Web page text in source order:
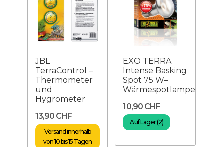
JBL
TerraControl –
Thermometer
und
Hygrometer
13,90 CHF
Versand innerhalb
von 10 bis 15 Tagen
EXO TERRA
Intense Basking
Spot 75 W–
Wärmespotlampe
10,90 CHF
Auf Lager (2)